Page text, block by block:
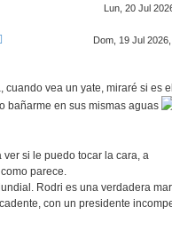
Lun, 20 Jul
Dom, 19 Jul
cuando vea un yate, miraré si es
bañarme en sus mismas aguas
si le puedo tocar la cara, a
parece.
Rodri es una verdadera
con un presidente